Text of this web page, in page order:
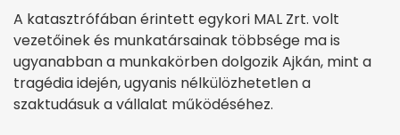
A katasztrófában érintett egykori MAL Zrt. volt
vezetőinek és munkatársainak többsége ma is
ugyanabban a munkakörben dolgozik Ajkán, mint a
tragédia idején, ugyanis nélkülözhetetlen a
szaktudásuk a vállalat működéséhez.